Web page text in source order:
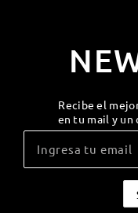
Recibe el
en tu mail y un